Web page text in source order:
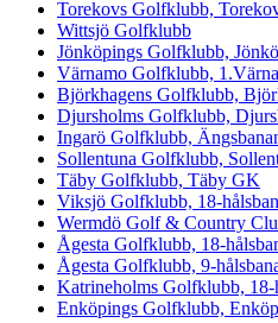
Torekovs Golfklubb,
Wittsjö Golfklubb
Jönköpings Golfklubb,
Värnamo Golfklubb,
Björkhagens Golfklubb,
Djursholms Golfklubb,
Ingarö Golfklubb,
Sollentuna Golfklubb,
Täby Golfklubb, Täby GK
Viksjö Golfklubb, 18-
Wermdö Golf & Country
Ågesta Golfklubb, 18-
Ågesta Golfklubb, 9-
Katrineholms Golfklubb, 18-
Enköpings Golfklubb,